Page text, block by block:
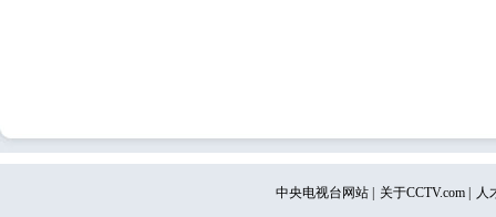
中央电视台网站 关于CCTV.com 人